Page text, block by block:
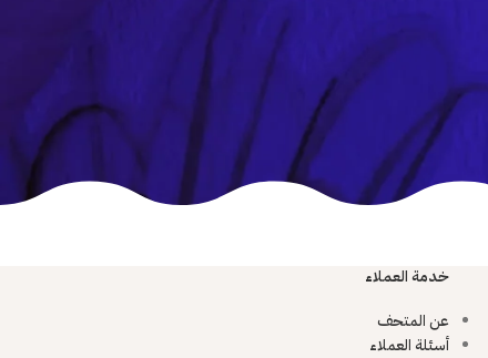
خدمة العملاء
عن المتحف
أسئلة العملاء